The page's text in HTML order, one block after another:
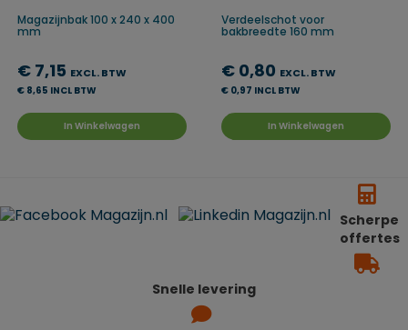
Magazijnbak 100 x 240 x 400
mm
€ 7,15 EXCL. BTW
€ 8,65 INCL BTW
In Winkelwagen
Verdeelschot voor
bakbreedte 160 mm
€ 0,80 EXCL. BTW
€ 0,97 INCL BTW
In Winkelwagen
Scherpe
offertes
Snelle levering